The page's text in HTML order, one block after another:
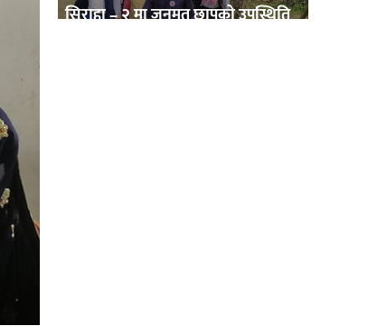
सिराहा – २ मा जनमत छापको उपस्थिति